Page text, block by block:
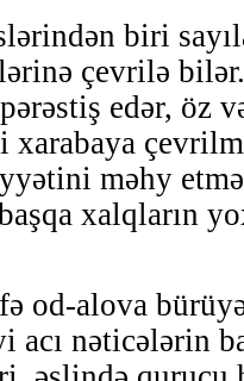
biri
çevrilə
edər, öz
xarabaya
məhy
xalqların
od-alova
nəticələrin